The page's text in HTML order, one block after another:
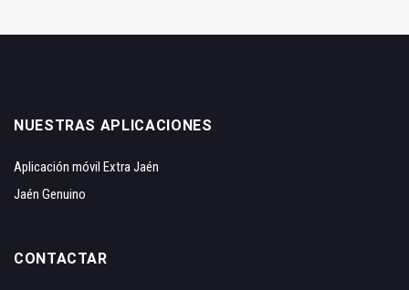
NUESTRAS APLICACIONES
Aplicación móvil Extra Jaén
Jaén Genuino
CONTACTAR